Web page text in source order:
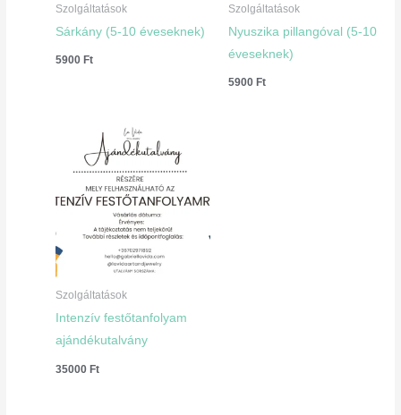
Szolgáltatások
Sárkány (5-10 éveseknek)
5900 Ft
Szolgáltatások
Nyuszika pillangóval (5-10
éveseknek)
5900 Ft
Szolgáltatások
Intenzív festőtanfolyam
ajándékutalvány
35000Ft